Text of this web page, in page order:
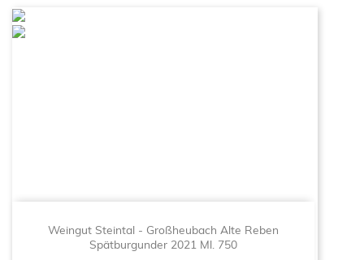
Weingut Steintal - Großheubach Alte Reben
Spätburgunder 2021 Ml. 750